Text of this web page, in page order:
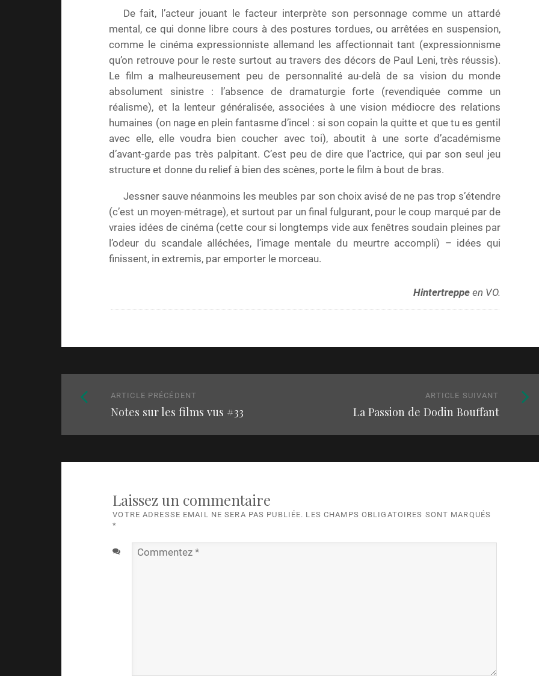
De fait, l’acteur jouant le facteur interprète son personnage comme un attardé
mental, ce qui donne libre cours à des postures tordues, ou arrêtées en suspension,
comme le cinéma expressionniste allemand les affectionnait tant (expressionnisme
qu’on retrouve pour le reste surtout au travers des décors de Paul Leni, très réussis).
Le film a malheureusement peu de personnalité au-delà de sa vision du monde
absolument sinistre : l’absence de dramaturgie forte (revendiquée comme un
réalisme), et la lenteur généralisée, associées à une vision médiocre des relations
humaines (on nage en plein fantasme d’incel : si son copain la quitte et que tu es gentil
avec elle, elle voudra bien coucher avec toi), aboutit à une sorte d’académisme
d’avant-garde pas très palpitant. C’est peu de dire que l’actrice, qui par son seul jeu
structure et donne du relief à bien des scènes, porte le film à bout de bras.
Jessner sauve néanmoins les meubles par son choix avisé de ne pas trop s’étendre
(c’est un moyen-métrage), et surtout par un final fulgurant, pour le coup marqué par de
vraies idées de cinéma (cette cour si longtemps vide aux fenêtres soudain pleines par
l’odeur du scandale alléchées, l’image mentale du meurtre accompli) – idées qui
finissent, in extremis, par emporter le morceau.
Hintertreppe en VO.
Naviguez
parmi
articles
ARTICLE PRÉCÉDENT
précédent
Notes sur les films vus #33
ARTICLE SUIVANT
La Passion de Dodin Bouffant
Article
Laissez un commentaire
VOTRE ADRESSE EMAIL NE SERA PAS PUBLIÉE. LES CHAMPS OBLIGATOIRES SONT MARQUÉS
*
Commentez